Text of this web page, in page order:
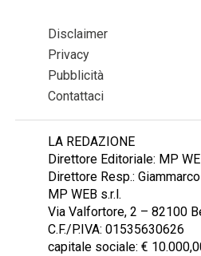
Disclaimer
Privacy
Pubblicità
Contattaci
LA REDAZIONE
Direttore Editoriale: MP
Direttore Resp.:
MP WEB s.r.l.
Via Valfortore, 2 – 82100
C.F./P.IVA: 01535630626
capitale sociale: €